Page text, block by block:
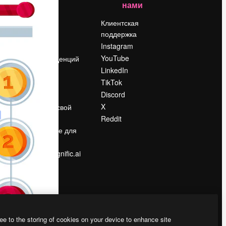
Цены
Reviews
Поиск тенденций
Блог
События
Slidesgo
Продайте свой
контент
Помещение для
прессы
Ищете magnific.ai
нами
Клиентская
поддержка
Instagram
YouTube
LinkedIn
TikTok
Discord
X
Reddit
to the storing of cookies on your device to enhance site